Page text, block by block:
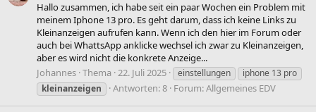
Hallo zusammen, ich habe seit ein paar Wochen ein Problem mit
meinem Iphone 13 pro. Es geht darum, dass ich keine Links zu
Kleinanzeigen aufrufen kann. Wenn ich den hier im Forum oder
auch bei WhattsApp anklicke wechsel ich zwar zu Kleinanzeigen,
aber es wird nicht die konkrete Anzeige...
Johannes Thema 22. Juli 2025 einstellungen
iphone 13 pro
kleinanzeigen
Antworten: 8 Forum:Allgemeines EDV